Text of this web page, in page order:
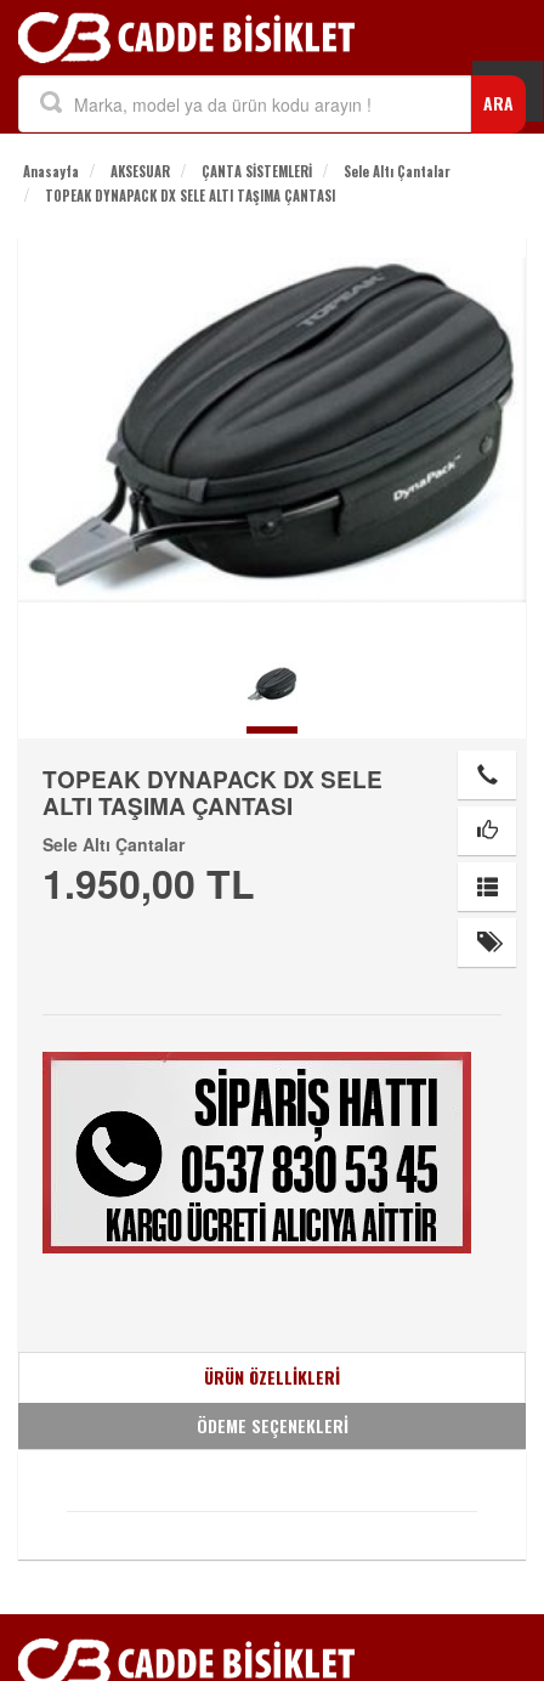
ARA
Anasayfa AKSESUAR ÇANTA SİSTEMLERİ
Sele Altı Çantalar
TOPEAK DYNAPACK DX SELE ALTI TAŞIMA ÇANTASI
TOPEAK DYNAPACK DX SELE
ALTI TAŞIMA ÇANTASI
Sele Altı Çantalar
1.950,00 TL
ÜRÜN ÖZELLİKLERİ
ÖDEME SEÇENEKLERİ